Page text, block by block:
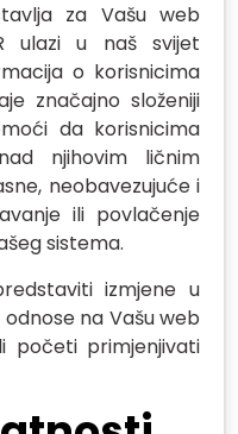
za Vašu web
ulazi u naš svijet
o korisnicima
značajno složeniji
da korisnicima
njihovim ličnim
neobavezujuće i
ili povlačenje
sistema.
izmjene u
na Vašu web
početi primjenjivati